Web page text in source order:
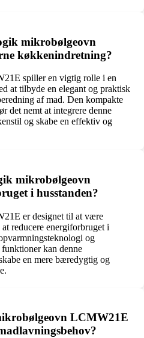
mikrobølgeovn
køkkenindretning?
spiller en vigtig rolle i en
at tilbyde en elegant og praktisk
af mad. Den kompakte
det nemt at integrere denne
og skabe en effektiv og
mikrobølgeovn
i husstanden?
er designet til at være
reducere energiforbruget i
og
kan denne
en mere bæredygtig og
LCMW21E